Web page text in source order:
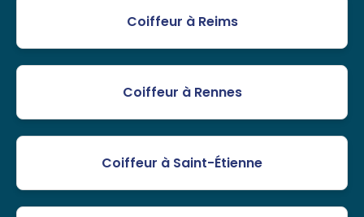
Coiffeur à Reims
Coiffeur à Rennes
Coiffeur à Saint-Étienne